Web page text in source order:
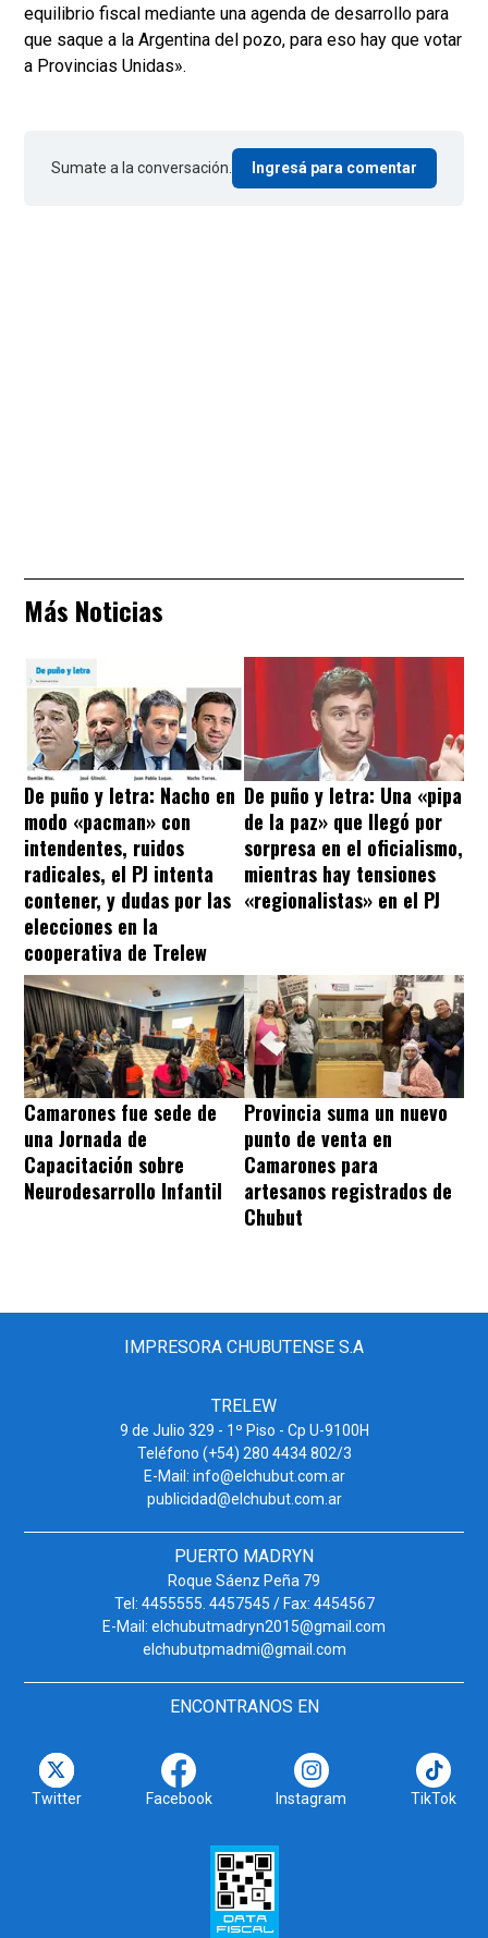
equilibrio fiscal mediante una agenda de desarrollo para
que saque a la Argentina del pozo, para eso hay que votar
a Provincias Unidas».
Sumate a la conversación. Ingresá para comentar
Más Noticias
De puño y letra: Nacho en
modo «pacman» con
intendentes, ruidos
radicales, el PJ intenta
contener, y dudas por las
elecciones en la
cooperativa de Trelew
De puño y letra: Una «pipa
de la paz» que llegó por
sorpresa en el oficialismo,
mientras hay tensiones
«regionalistas» en el PJ
Camarones fue sede de
una Jornada de
Capacitación sobre
Neurodesarrollo Infantil
Provincia suma un nuevo
punto de venta en
Camarones para
artesanos registrados de
Chubut
IMPRESORA CHUBUTENSE S.A
TRELEW
9 de Julio 329 - 1º Piso - Cp U-9100H
Teléfono (+54) 280 4434 802/3
E-Mail: info@elchubut.com.ar
publicidad@elchubut.com.ar
PUERTO MADRYN
Roque Sáenz Peña 79
Tel: 4455555. 4457545 / Fax: 4454567
E-Mail: elchubutmadryn2015@gmail.com
elchubutpmadmi@gmail.com
ENCONTRANOS EN
Twitter Facebook Instagram TikTok